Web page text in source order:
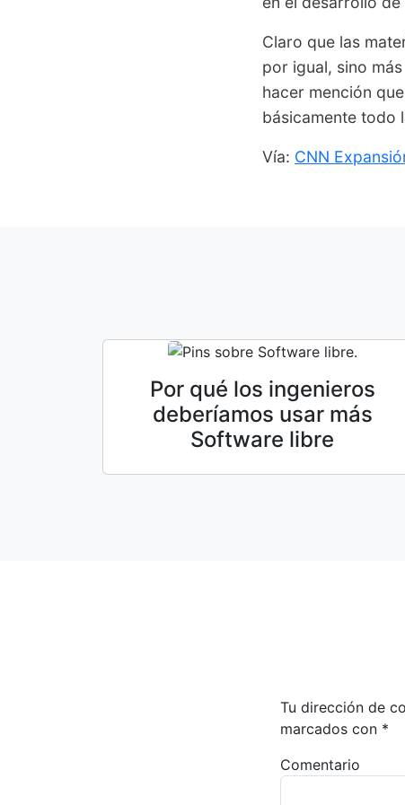
Claro que las
por igual, sino
hacer mención
básicamente todo
Vía: CNN
Por qué los ingenieros
deberíamos usar más
Software libre
Tu dirección de
marcados con *
Comentario